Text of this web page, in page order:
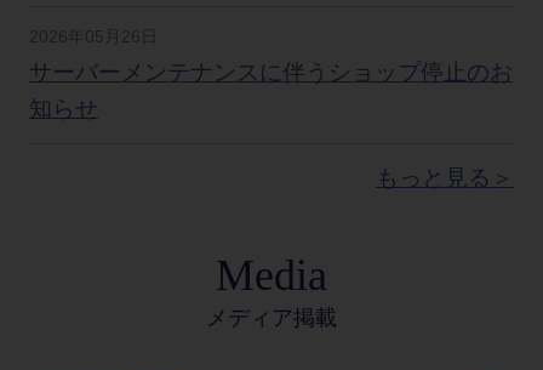
2026年05月26日
サーバーメンテナンスに伴うショップ停止のお
知らせ
もっと見る
Media
メディア掲載